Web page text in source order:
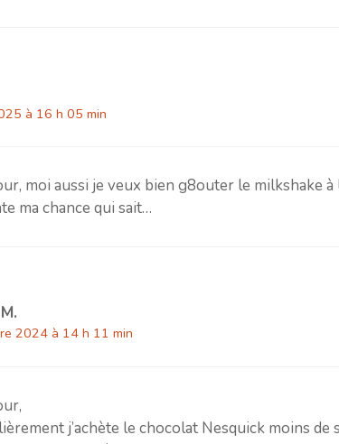
à 16 h 05 min
moi aussi je veux bien g8outer le milkshake à
ma chance qui sait…
2024 à 14 h 11 min
j’achète le chocolat Nesquick moins